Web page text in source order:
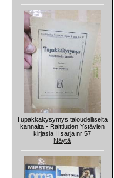
Tupakkakysymys taloudelliselta
kannalta - Raittiuden Ystävien
kirjasia II sarja nr 57
Näytä